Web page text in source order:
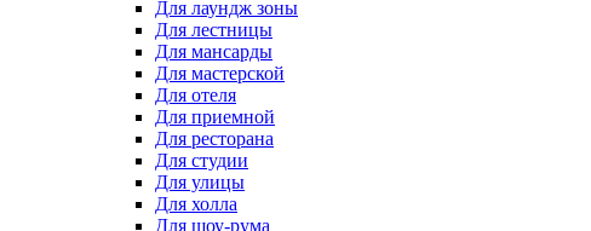
Для лаундж зоны
Для лестницы
Для мансарды
Для мастерской
Для отеля
Для приемной
Для ресторана
Для студии
Для улицы
Для холла
Для шоу-рума